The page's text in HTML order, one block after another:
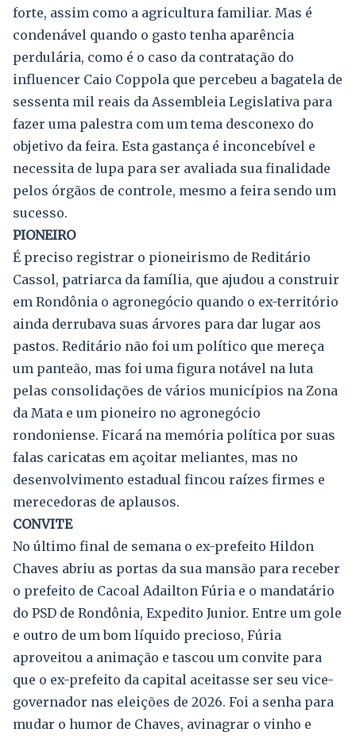
forte, assim como a agricultura familiar. Mas é
condenável quando o gasto tenha aparência
perdulária, como é o caso da contratação do
influencer Caio Coppola que percebeu a bagatela de
sessenta mil reais da Assembleia Legislativa para
fazer uma palestra com um tema desconexo do
objetivo da feira. Esta gastança é inconcebível e
necessita de lupa para ser avaliada sua finalidade
pelos órgãos de controle, mesmo a feira sendo um
sucesso.
PIONEIRO
É preciso registrar o pioneirismo de Reditário
Cassol, patriarca da família, que ajudou a construir
em Rondônia o agronegócio quando o ex-território
ainda derrubava suas árvores para dar lugar aos
pastos. Reditário não foi um político que mereça
um panteão, mas foi uma figura notável na luta
pelas consolidações de vários municípios na Zona
da Mata e um pioneiro no agronegócio
rondoniense. Ficará na memória política por suas
falas caricatas em açoitar meliantes, mas no
desenvolvimento estadual fincou raízes firmes e
merecedoras de aplausos.
CONVITE
No último final de semana o ex-prefeito Hildon
Chaves abriu as portas da sua mansão para receber
o prefeito de Cacoal Adailton Fúria e o mandatário
do PSD de Rondônia, Expedito Junior. Entre um gole
e outro de um bom líquido precioso, Fúria
aproveitou a animação e tascou um convite para
que o ex-prefeito da capital aceitasse ser seu vice-
governador nas eleições de 2026. Foi a senha para
mudar o humor de Chaves, avinagrar o vinho e